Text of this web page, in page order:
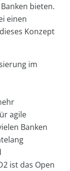
bieten.
einen
Konzept
im
agile
Banken
ist das Open